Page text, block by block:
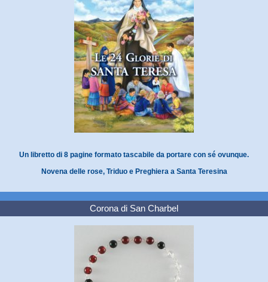
Un libretto di 8 pagine formato tascabile da portare con sé ovunque.
Novena delle rose, Triduo e Preghiera a Santa Teresina
Corona di San Charbel